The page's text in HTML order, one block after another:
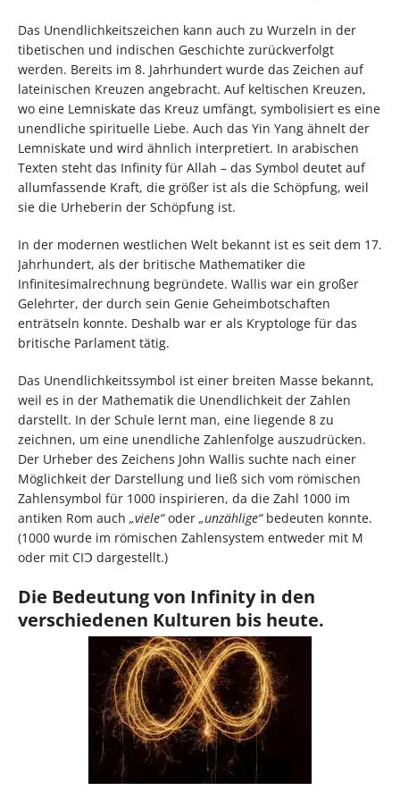
Das Unendlichkeitszeichen kann auch zu Wurzeln in der
tibetischen und indischen Geschichte zurückverfolgt
werden. Bereits im 8. Jahrhundert wurde das Zeichen auf
lateinischen Kreuzen angebracht. Auf keltischen Kreuzen,
wo eine Lemniskate das Kreuz umfängt, symbolisiert es eine
unendliche spirituelle Liebe. Auch das Yin Yang ähnelt der
Lemniskate und wird ähnlich interpretiert. In arabischen
Texten steht das Infinity für Allah – das Symbol deutet auf
allumfassende Kraft, die größer ist als die Schöpfung, weil
sie die Urheberin der Schöpfung ist.
In der modernen westlichen Welt bekannt ist es seit dem 17.
Jahrhundert, als der britische Mathematiker die
Infinitesimalrechnung begründete. Wallis war ein großer
Gelehrter, der durch sein Genie Geheimbotschaften
enträtseln konnte. Deshalb war er als Kryptologe für das
britische Parlament tätig.
Das Unendlichkeitssymbol ist einer breiten Masse bekannt,
weil es in der Mathematik die Unendlichkeit der Zahlen
darstellt. In der Schule lernt man, eine liegende 8 zu
zeichnen, um eine unendliche Zahlenfolge auszudrücken.
Der Urheber des Zeichens John Wallis suchte nach einer
Möglichkeit der Darstellung und ließ sich vom römischen
Zahlensymbol für 1000 inspirieren, da die Zahl 1000 im
antiken Rom auch „viele“oder „unzählige“bedeuten konnte.
(1000 wurde im römischen Zahlensystem entweder mit M
oder mit CIↃ dargestellt.)
Die Bedeutung von Infinity in den
verschiedenen Kulturen bis heute.